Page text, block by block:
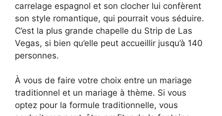
carrelage espagnol et son clocher lui confèrent
son style romantique, qui pourrait vous séduire.
C’est la plus grande chapelle du Strip de Las
Vegas, si bien qu’elle peut accueillir jusqu’à 140
personnes.
À vous de faire votre choix entre un mariage
traditionnel et un mariage à thème. Si vous
optez pour la formule traditionnelle, vous